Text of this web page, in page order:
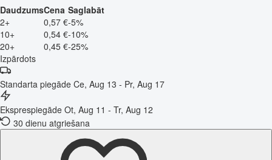
DaudzumsCena Saglabāt
2+
0,57 €-5%
10+
0,54 €-10%
20+
0,45 €-25%
Izpārdots
Standarta piegāde Ce, Aug 13 - Pr, Aug 17
Eksprespiegāde Ot, Aug 11 - Tr, Aug 12
30 dienu atgriešana